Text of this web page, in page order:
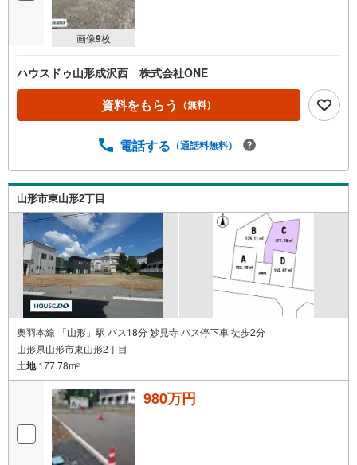
画像9枚
ハウスドゥ山形成沢西 株式会社ONE
資料をもらう （無料）
電話する （通話料無料）
山形市東山形2丁目
奥羽本線 「山形」駅 バス18分 妙見寺 バス停下車 徒歩2分
山形県山形市東山形2丁目
土地177.78m2
980万円